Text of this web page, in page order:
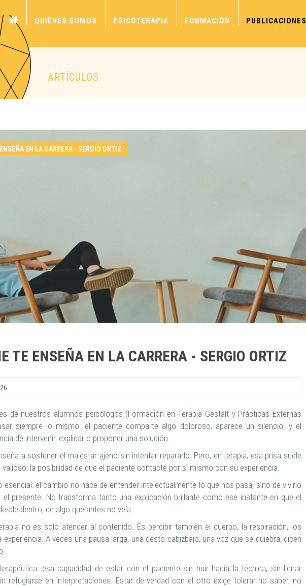
QUIÉNES SOMOS PSICOTERAPIA FORMACIÓN PUBLICACIONES
ARTÍCULOS
EN LA CARRERA - SERGIO ORTIZ
TE ENSEÑA EN LA CARRERA - SERGIO ORTIZ
de nuestros alumnos psicólogos (Formación en Terapia Gestalt y Prácticas Externas
siempre lo mismo: el paciente comparte algo doloroso, aparece un silencio, y el
de intervenir, explicar o proponer una solución.
a sostener el malestar ajeno sin intentar repararlo. Pero, en terapia, esa prisa suele
la posibilidad de que el paciente contacte por sí mismo con su experiencia.
esencial: el cambio no nace de entender intelectualmente lo que nos pasa, sino de vivirlo
el presente. No transforma tanto una explicación brillante como ese instante en que el
dentro, de algo que antes no veía.
no es solo atender al contenido. Es percibir también el cuerpo, la respiración, los
A veces una pausa larga, una gesto cabizbajo, una voz que se quiebra, dicen
esa capacidad de estar con el paciente sin huir hacia la técnica, sin llenar
refugiarse en interpretaciones. Estar de verdad con el otro exige tolerar no saber, no